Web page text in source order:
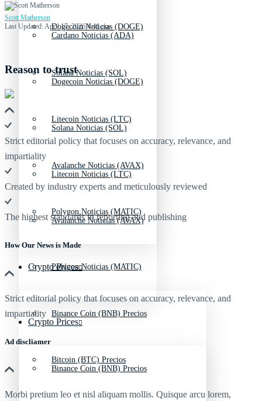
Dogecoin Noticias (DOGE)
Solana Noticias (SOL)
Litecoin Noticias (LTC)
Avalanche Noticias (AVAX)
Polygon Noticias (MATIC)
Crypto Prices
Binance Coin (BNB) Precios
Bitcoin (BTC) Precios
Cardano Noticias (ADA)
Dogecoin Noticias (DOGE)
Solana Noticias (SOL)
Litecoin Noticias (LTC)
Avalanche Noticias (AVAX)
Polygon Noticias (MATIC)
Crypto Prices
Binance Coin (BNB) Precios
Scott Matherson
Last Updated: April 17, 2026 4:41 pm
Reason to trust
Strict editorial policy that focuses on accuracy, relevance, and
impartiality
Created by industry experts and meticulously reviewed
The highest standards in reporting and publishing
How Our News is Made
Strict editorial policy that focuses on accuracy, relevance, and
impartiality
Ad discliamer
Morbi pretium leo et nisl aliquam mollis. Quisque arcu lorem,